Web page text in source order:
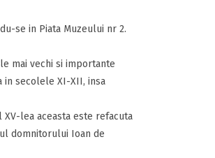
se in Piata Muzeului nr 2.
mai vechi si importante
secolele XI-XII, insa
lea aceasta este refacuta
domnitorului Ioan de